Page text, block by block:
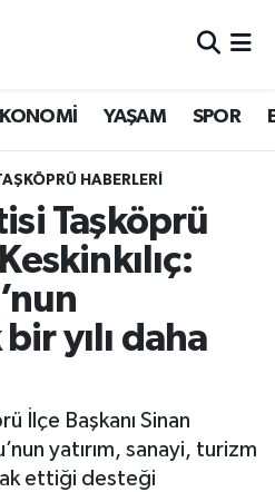
YAŞAM SPOR
HABERLERI
Taşköprü
yılı daha
İlçe Başkanı Sinan
yatırım, sanayi, turizm
ettiği desteği